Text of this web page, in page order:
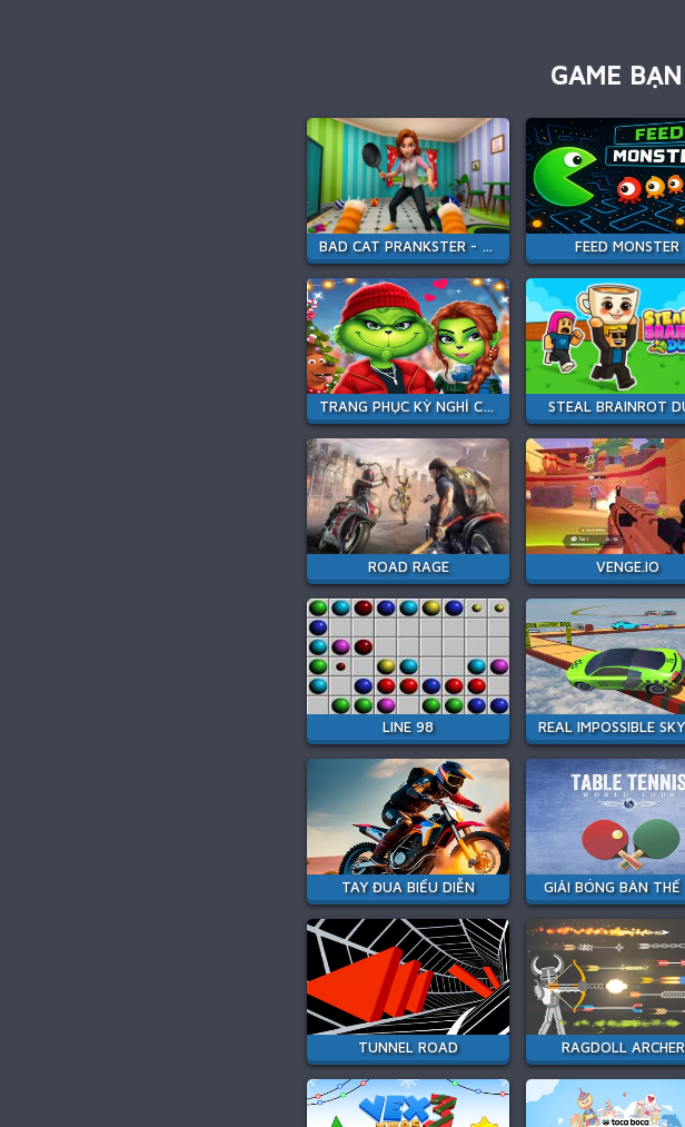
GAME
BAD CAT PRANKSTER - MOM IS RETURN FEED MONSTER
TRANG PHỤC KỲ NGHỈ CỦA CẶP ĐÔI PHÁP STEAL BRAINROT
ROAD RAGE VENGE.IO
LINE 98
TAY ĐUA BIỂU DIỄN GIẢI BÓNG BÀN THẾ
TUNNEL ROAD RAGDOLL